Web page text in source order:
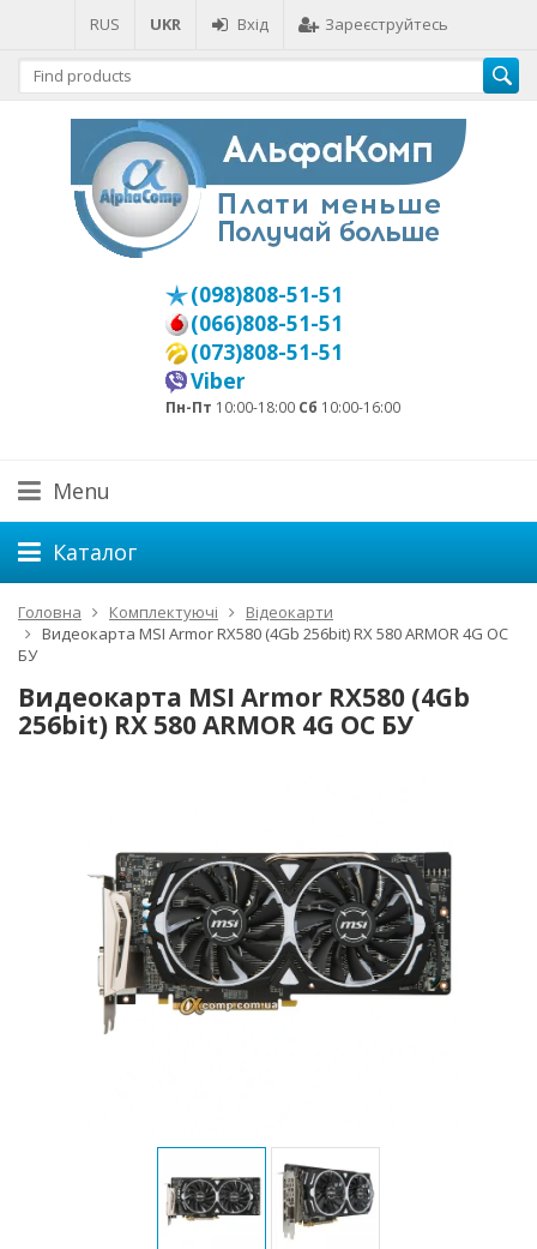
RUS UKR Вхід Зареєструйтесь
(098)808-51-51
(066)808-51-51
(073)808-51-51
Viber
Пн-Пт 10:00-18:00 Сб 10:00-16:00
Menu
Каталог
Головна Комплектуючі
Відеокарти
Видеокарта MSI Armor RX580 (4Gb 256bit) RX 580 ARMOR 4G OC
БУ
Видеокарта MSI Armor RX580 (4Gb
256bit) RX 580 ARMOR 4G OC БУ